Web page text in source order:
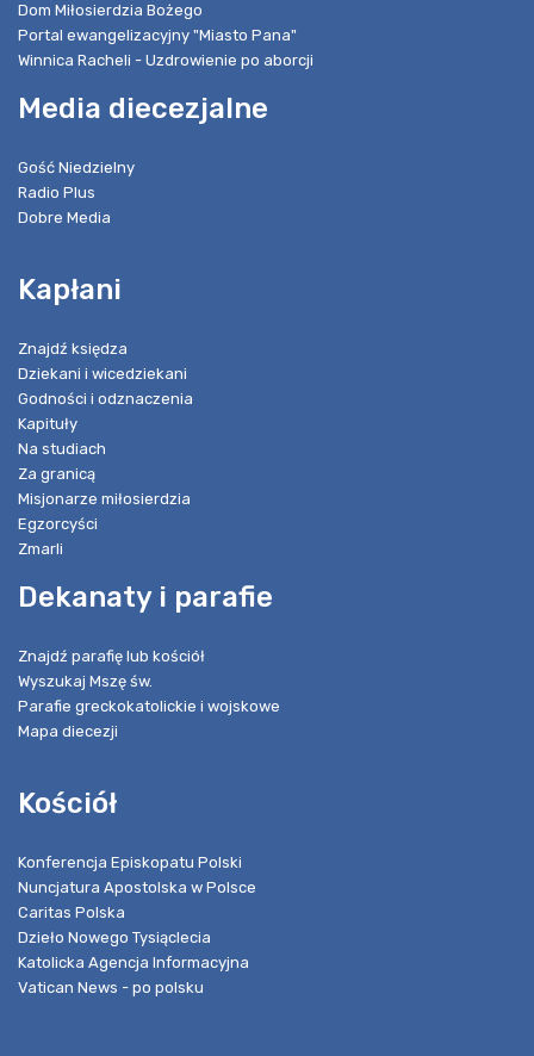
Dom Miłosierdzia Bożego
Portal ewangelizacyjny "Miasto Pana"
Winnica Racheli - Uzdrowienie po aborcji
Media diecezjalne
Gość Niedzielny
Radio Plus
Dobre Media
Kapłani
Znajdź księdza
Dziekani i wicedziekani
Godności i odznaczenia
Kapituły
Na studiach
Za granicą
Misjonarze miłosierdzia
Egzorcyści
Zmarli
Dekanaty i parafie
Znajdź parafię lub kościół
Wyszukaj Mszę św.
Parafie greckokatolickie i wojskowe
Mapa diecezji
Kościół
Konferencja Episkopatu Polski
Nuncjatura Apostolska w Polsce
Caritas Polska
Dzieło Nowego Tysiąclecia
Katolicka Agencja Informacyjna
Vatican News - po polsku